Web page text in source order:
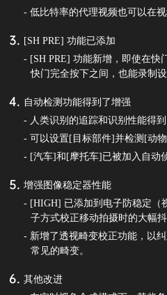
- 低比特率的代理视频也可以在
[SH PRE] 功能已添加
- [SH PRE] 功能新增，即使在快
快门完全按下之间，也能录制设
自动检测功能得到了增强
- 人类识别的追踪和识别性能得到
- 可以设置[目标部件]并检测[动物
- [汽车]和[摩托车]已被加入自动
增强图像稳定器性能
- [HIGH] 已添加到电子防稳定（
子方式校正移动拍摄时的大幅抖
- 新增了透视畸变校正功能，以
常见的畸变。
其他改进